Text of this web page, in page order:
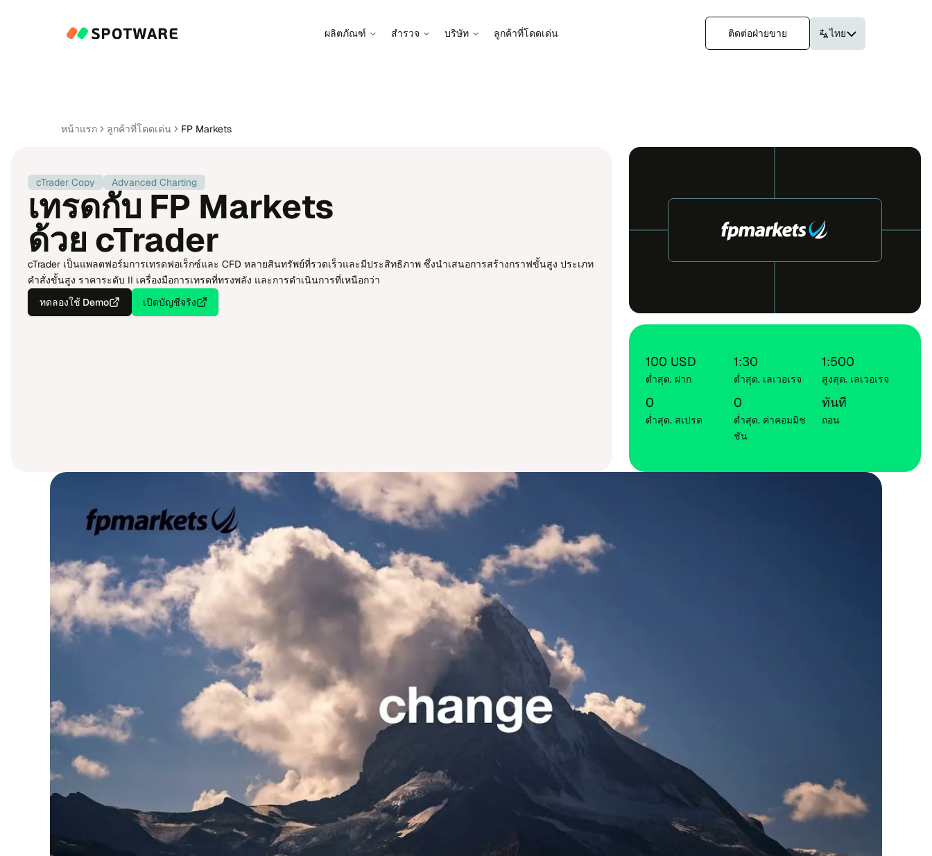
ผลิต​ภัณฑ์ สำ​รวจ บริ​ษัท ลูก​ค้า​ที่โดด​เด่น ติด​ต่อฝ่าย​ขาย ไทย
หน้า​แรก ลูก​ค้า​ที่โดด​เด่น FP Markets
cTrader Copy Advanced Charting
เทร​ด​กับ FP Markets
ด้วย cTrader
cTrader เป็น​แพลต​ฟอร์​ม​การ​เทร​ดฟอ​เร็กซ์​และ CFD หลาย​สิน​ทรัพย์ที่รวด​เร็ว​และ​มี​ประ​สิท​ธิ​ภาพ ซึ่ง​นำ​เสนอ​การ​สร้าง​กราฟ​ขั้น​สูง ประ​เภท​
คำ​สั่ง​ขั้น​สูง รา​คา​ระ​ดับ II เครื่อง​มือ​การ​เทร​ด​ที่ทรง​พลัง และ​การ​ดำ​เนิน​การ​ที่​เหนือก​ว่า
ทด​ลอง​ใช้ Demo
เปิด​บัญ​ชี​จริง
100 USD
ต่ำ​สุด. ฝาก
1:30
ต่ำ​สุด. เล​เวอ​เรจ
1:500
สูง​สุด. เล​เวอ​เรจ
0
ต่ำ​สุด. สเปรด
0
ต่ำ​สุด. ค่า​คอม​มิช​
ชัน
ทัน​ที
ถอน